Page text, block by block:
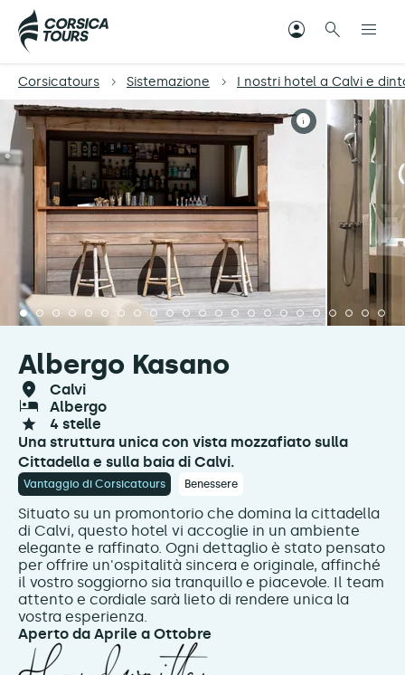
Corsicatours Sistemazione I nostri hotel a Calvi e
Albergo Kasano
calvi
albergo
4 stelle
Una struttura unica con vista mozzafiato sulla
Cittadella e sulla baia di Calvi.
Vantaggio di Corsicatours Benessere
Situato su un promontorio che domina la cittadella
di Calvi, questo hotel vi accoglie in un ambiente
elegante e raffinato. Ogni dettaglio è stato pensato
per offrire un'ospitalità sincera e originale, affinché
il vostro soggiorno sia tranquillo e piacevole. Il team
attento e cordiale sarà lieto di rendere unica la
vostra esperienza.
Aperto da Aprile a Ottobre